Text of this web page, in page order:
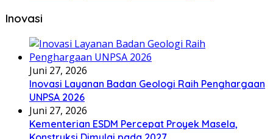
Inovasi
Juni 27, 2026
Inovasi Layanan Badan Geologi Raih Penghargaan
UNPSA 2026
Juni 27, 2026
Kementerian ESDM Percepat Proyek Masela,